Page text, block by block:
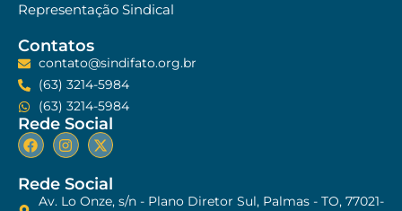
Representação Sindical
Contatos
contato@sindifato.org.br
(63) 3214-5984
(63) 3214-5984
Rede Social
Rede Social
Av. Lo Onze, s/n - Plano Diretor Sul, Palmas - TO, 77021-